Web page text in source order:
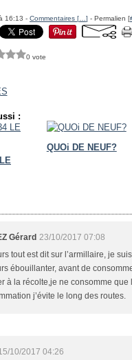
16:13 - Commentaires [ ] - Permalien [
0 vote
:
QUOi DE NEUF?
Gérard 23/10/2017 07:08
tout est dit sur l’armillaire, je
ébouillanter, avant de
à la récolte,je ne consomme
j’évite le long des routes.
10/2017 04:26